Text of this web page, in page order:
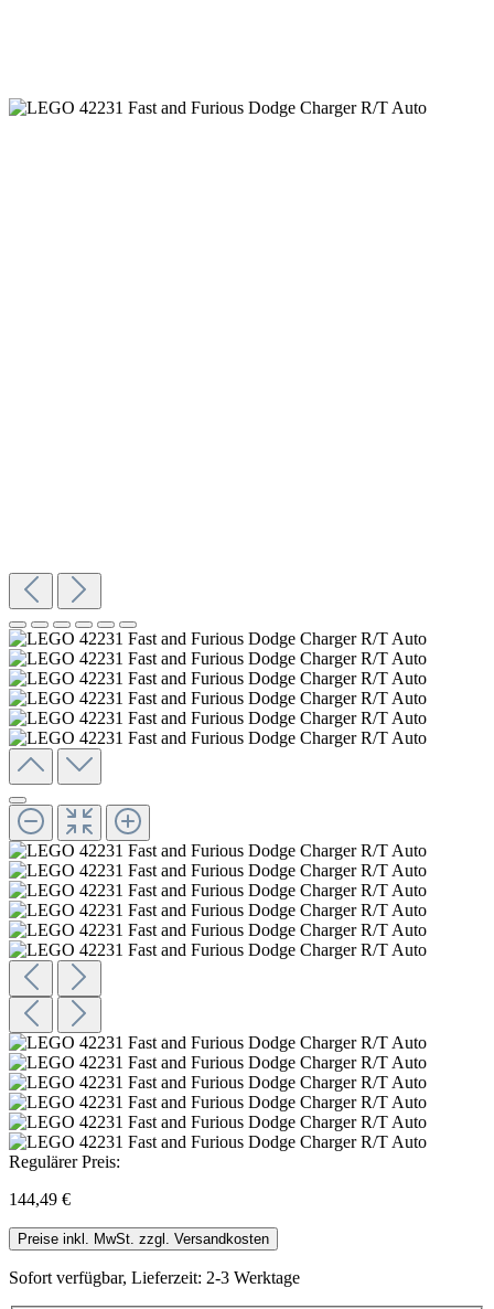
Regulärer Preis:
144,49 €
Preise inkl. MwSt. zzgl. Versandkosten
Sofort verfügbar, Lieferzeit: 2-3 Werktage